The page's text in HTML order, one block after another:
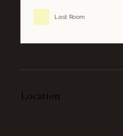
Last Room
Location